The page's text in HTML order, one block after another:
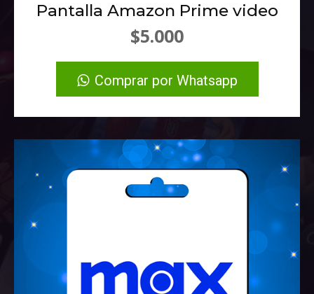
Pantalla Amazon Prime video
$5.000
Comprar por Whatsapp